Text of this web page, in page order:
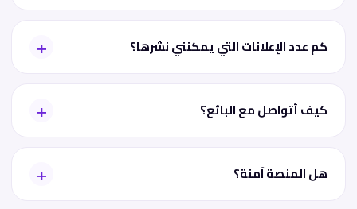
كم عدد الإعلانات التي يمكنني نشرها؟
كيف أتواصل مع البائع؟
هل المنصة آمنة؟